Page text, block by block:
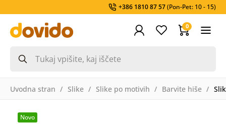
+386 1810 87 57(Pon-Pet: 10 - 15)
0
Uvodna stran Slike Slike po motivih Barvite hiše
Novo